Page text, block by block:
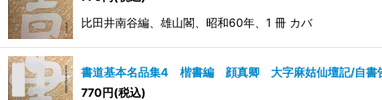
比田井南谷編、雄山閣、昭和60年、1 冊 カバ
書道基本名品集4 楷書編 顔真卿 大字麻姑仙壇記/自書
770円(税込)